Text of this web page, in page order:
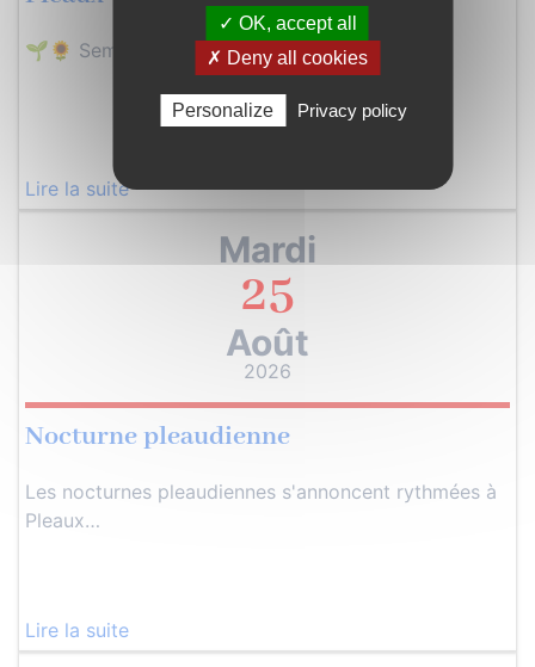
🌱🌻 Semons ensemble un jardin vivant à…
Lire la suite
Mardi
25
Août
2026
Nocturne pleaudienne
Les nocturnes pleaudiennes s'annoncent rythmées à
Pleaux…
Lire la suite
✓ OK, accept all
✗ Deny all cookies
Personalize Privacy policy